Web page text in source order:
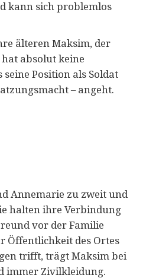
kann sich problemlos
älteren Maksim, der
absolut keine
Position als Soldat
– angeht.
Annemarie zu zweit und
halten ihre Verbindung
vor der Familie
Öffentlichkeit des Ortes
trifft, trägt Maksim bei
immer Zivilkleidung.